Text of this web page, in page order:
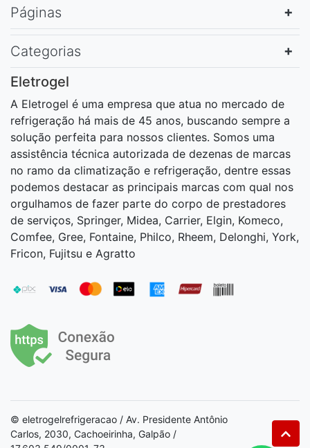
Páginas
Categorias
Eletrogel
A Eletrogel é uma empresa que atua no mercado de
refrigeração há mais de 45 anos, buscando sempre a
solução perfeita para nossos clientes. Somos uma
assistência técnica autorizada de dezenas de marcas
no ramo da climatização e refrigeração, dentre essas
podemos destacar as principais marcas com qual nos
orgulhamos de fazer parte do corpo de prestadores
de serviços, Springer, Midea, Carrier, Elgin, Komeco,
Comfee, Gree, Fontaine, Philco, Rheem, Delonghi, York,
Fricon, Fujitsu e Agratto
© eletrogelrefrigeracao / Av. Presidente Antônio
Carlos, 2030, Cachoeirinha, Galpão /